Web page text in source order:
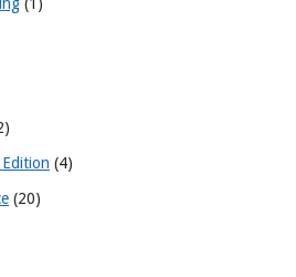
Edition (4)
(20)